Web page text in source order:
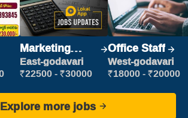
Marketing
Executive
East-godavari
₹22500 - ₹30000
Office Staff
West-godavari
₹18000 - ₹20000
Explore more jobs